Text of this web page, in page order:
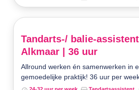
Tandarts-/ balie-
Alkmaar | 36 uur
Allround werken én samenwerken in
gemoedelijke praktijk! 36 uur per